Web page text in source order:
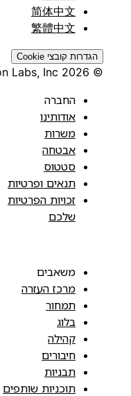
简体中文
繁體中文
הגדרות קובצי Cookie
החברה
אודותינו
משרות
אבטחה
סטטוס
תנאים ופרטיות
זכויות הפרטיות
שלכם
משאבים
מרכז העזרה
תמחור
בלוג
קהילה
חיבורים
תבניות
תוכניות שותפים